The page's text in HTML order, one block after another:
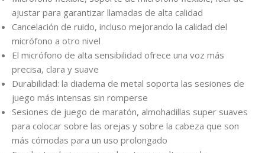
ajustar para garantizar llamadas de alta calidad
Cancelación de ruido, incluso mejorando la calidad del
micrófono a otro nivel
El micrófono de alta sensibilidad ofrece una voz más
precisa, clara y suave
Durabilidad: la diadema de metal soporta las sesiones de
juego más intensas sin romperse
Sesiones de juego de maratón, almohadillas super suaves
para colocar sobre las orejas y sobre la cabeza que son
más cómodas para un uso prolongado